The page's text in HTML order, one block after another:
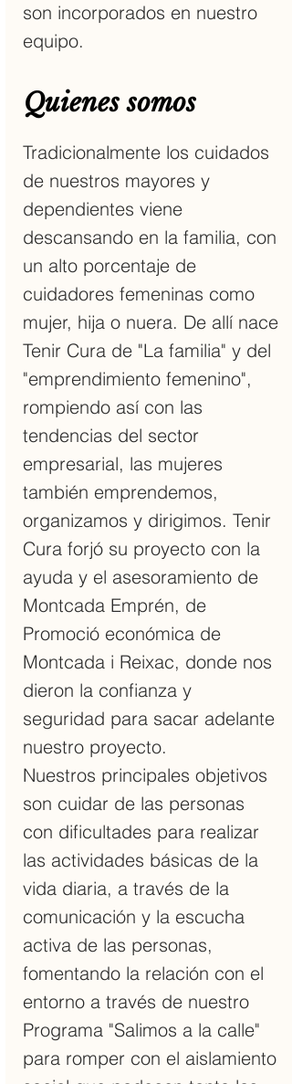
son incorporados en nuestro
equipo.
Quienes somos
Tradicionalmente los cuidados
de nuestros mayores y
dependientes viene
descansando en la familia, con
un alto porcentaje de
cuidadores femeninas como
mujer, hija o nuera. De allí nace
Tenir Cura de "La familia" y del
"emprendimiento femenino",
rompiendo así con las
tendencias del sector
empresarial, las mujeres
también emprendemos,
organizamos y dirigimos. Tenir
Cura forjó su proyecto con la
ayuda y el asesoramiento de
Montcada Emprén, de
Promoció económica de
Montcada i Reixac, donde nos
dieron la confianza y
seguridad para sacar adelante
nuestro proyecto.
Nuestros principales objetivos
son cuidar de las personas
con dificultades para realizar
las actividades básicas de la
vida diaria, a través de la
comunicación y la escucha
activa de las personas,
fomentando la relación con el
entorno a través de nuestro
Programa "Salimos a la calle"
para romper con el aislamiento